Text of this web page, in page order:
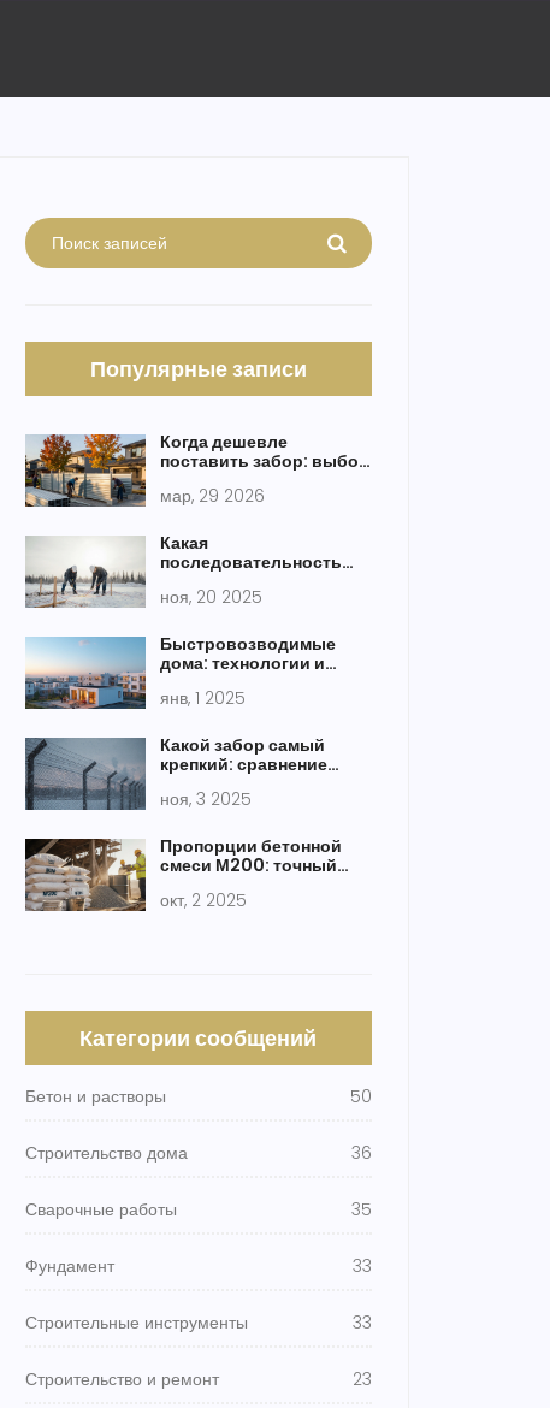
Популярные записи
Когда дешевле
поставить забор: выбор
стратегия
мар, 29 2026
Какая
последовательность
при возведении дома?
ноя, 20 2025
Быстровозводимые
дома: технологии и
янв, 1 2025
Какой забор самый
крепкий: сравнение
тесты на прочность
ноя, 3 2025
Пропорции бетонной
смеси М200: точный
пола
окт, 2 2025
Категории сообщений
Бетон и растворы 50
Строительство дома 36
Сварочные работы 35
Фундамент 33
Строительные инструменты 33
Строительство и ремонт 23